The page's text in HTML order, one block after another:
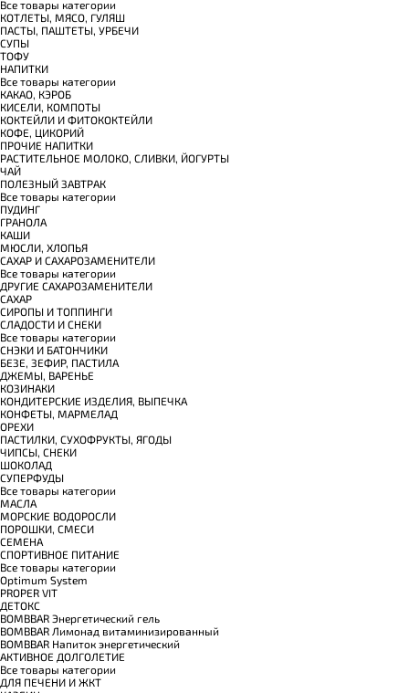
Все товары категории
КОТЛЕТЫ, МЯСО, ГУЛЯШ
ПАСТЫ, ПАШТЕТЫ, УРБЕЧИ
СУПЫ
ТОФУ
НАПИТКИ
Все товары категории
КАКАО, КЭРОБ
КИСЕЛИ, КОМПОТЫ
КОКТЕЙЛИ И ФИТОКОКТЕЙЛИ
КОФЕ, ЦИКОРИЙ
ПРОЧИЕ НАПИТКИ
РАСТИТЕЛЬНОЕ МОЛОКО, СЛИВКИ, ЙОГУРТЫ
ЧАЙ
ПОЛЕЗНЫЙ ЗАВТРАК
Все товары категории
ПУДИНГ
ГРАНОЛА
КАШИ
МЮСЛИ, ХЛОПЬЯ
САХАР И САХАРОЗАМЕНИТЕЛИ
Все товары категории
ДРУГИЕ САХАРОЗАМЕНИТЕЛИ
САХАР
СИРОПЫ И ТОППИНГИ
СЛАДОСТИ И СНЕКИ
Все товары категории
СНЭКИ И БАТОНЧИКИ
БЕЗЕ, ЗЕФИР, ПАСТИЛА
ДЖЕМЫ, ВАРЕНЬЕ
КОЗИНАКИ
КОНДИТЕРСКИЕ ИЗДЕЛИЯ, ВЫПЕЧКА
КОНФЕТЫ, МАРМЕЛАД
ОРЕХИ
ПАСТИЛКИ, СУХОФРУКТЫ, ЯГОДЫ
ЧИПСЫ, СНЕКИ
ШОКОЛАД
СУПЕРФУДЫ
Все товары категории
МАСЛА
МОРСКИЕ ВОДОРОСЛИ
ПОРОШКИ, СМЕСИ
СЕМЕНА
СПОРТИВНОЕ ПИТАНИЕ
Все товары категории
Optimum System
PROPER VIT
ДЕТОКС
BOMBBAR Энергетический гель
BOMBBAR Лимонад витаминизированный
BOMBBAR Напиток энергетический
АКТИВНОЕ ДОЛГОЛЕТИЕ
Все товары категории
ДЛЯ ПЕЧЕНИ И ЖКТ